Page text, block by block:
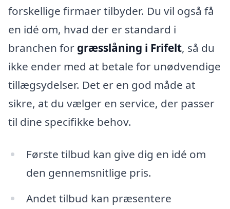
forskellige firmaer tilbyder. Du vil også få
en idé om, hvad der er standard i
branchen for græsslåning i Frifelt, så du
ikke ender med at betale for unødvendige
tillægsydelser. Det er en god måde at
sikre, at du vælger en service, der passer
til dine specifikke behov.
Første tilbud kan give dig en idé om
den gennemsnitlige pris.
Andet tilbud kan præsentere